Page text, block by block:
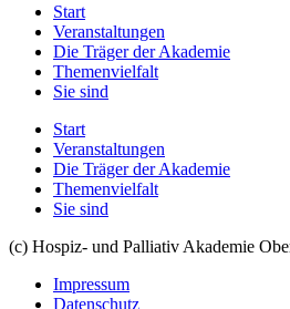
Start
Veranstaltungen
Die Träger der Akademie
Themenvielfalt
Sie sind
Start
Veranstaltungen
Die Träger der Akademie
Themenvielfalt
Sie sind
(c) Hospiz- und Palliativ Akademie
Impressum
Datenschutz